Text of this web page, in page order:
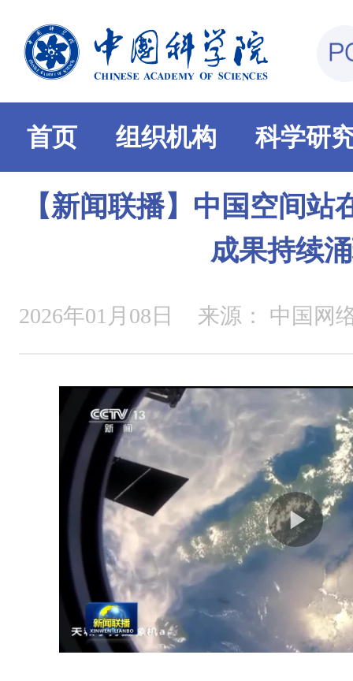
首页 组织机构 科学研
【新闻联播】中国空间站
成果持续
2026年01月08日 来源： 中国网